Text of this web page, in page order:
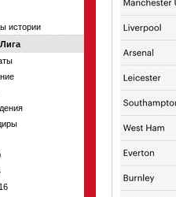
истории